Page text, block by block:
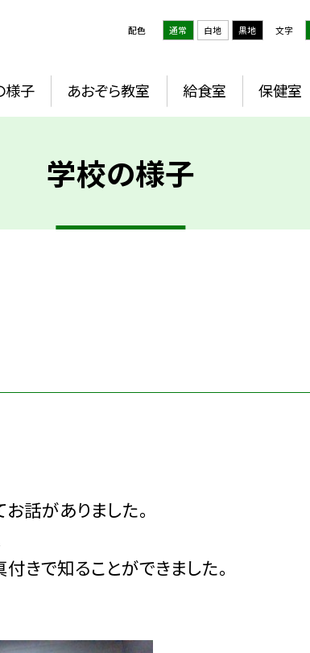
配色 通常 白地 黒地 文字
様子 あおぞら教室 給食室 保健室
学校の様子
話がありました。
きで知ることができました。